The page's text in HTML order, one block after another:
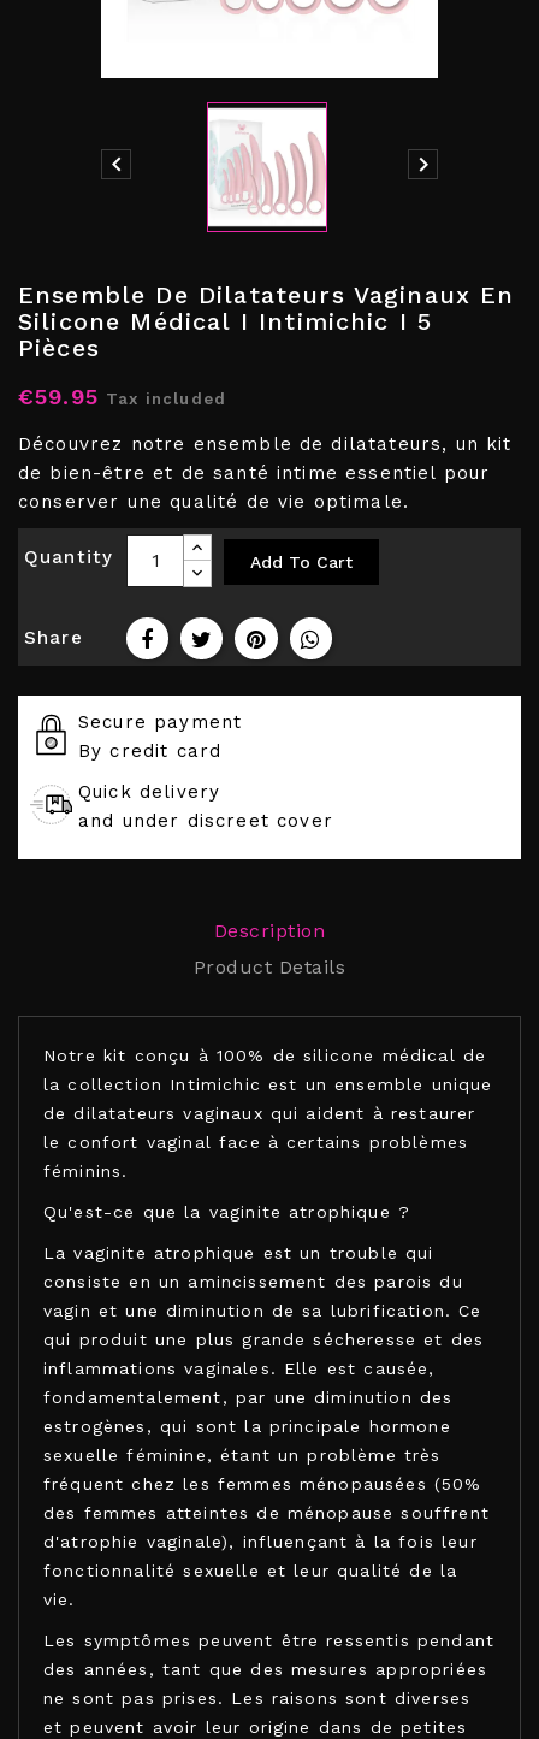
 
Ensemble De Dilatateurs Vaginaux En
Silicone Médical I Intimichic I 5
Pièces
€59.95 Tax included
Découvrez notre ensemble de dilatateurs, un kit
de bien-être et de santé intime essentiel pour
conserver une qualité de vie optimale.
Quantity Add To Cart
Share
Secure payment
By credit card
Quick delivery
and under discreet cover
Description
Product Details
Notre kit conçu à 100% de silicone médical de
la collection Intimichic est un ensemble unique
de dilatateurs vaginaux qui aident à restaurer
le confort vaginal face à certains problèmes
féminins.
Qu'est-ce que la vaginite atrophique ?
La vaginite atrophique est un trouble qui
consiste en un amincissement des parois du
vagin et une diminution de sa lubrification. Ce
qui produit une plus grande sécheresse et des
inflammations vaginales. Elle est causée,
fondamentalement, par une diminution des
estrogènes, qui sont la principale hormone
sexuelle féminine, étant un problème très
fréquent chez les femmes ménopausées (50%
des femmes atteintes de ménopause souffrent
d'atrophie vaginale), influençant à la fois leur
fonctionnalité sexuelle et leur qualité de la
vie.
Les symptômes peuvent être ressentis pendant
des années, tant que des mesures appropriées
ne sont pas prises. Les raisons sont diverses
et peuvent avoir leur origine dans de petites